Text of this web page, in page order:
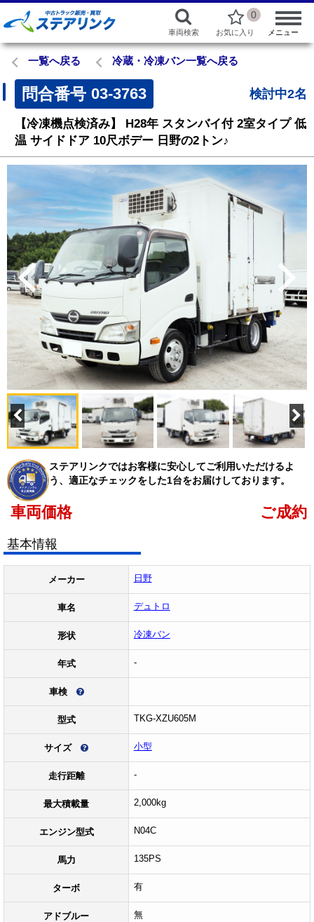
車両検索
0
お気に入り メニュー
一覧へ戻る 冷蔵・冷凍バン一覧へ戻る
問合番号 03-3763 検討中2名
【冷凍機点検済み】 H28年 スタンバイ付 2室タイプ 低
温 サイドドア 10尺ボデー 日野の2トン♪
ステアリンクではお客様に安心してご利用いただけるよ
う、適正なチェックをした1台をお届けしております。
車両価格 ご成約
基本情報
メーカー 日野
車名 デュトロ
形状 冷凍バン
年式 -
車検
型式 TKG-XZU605M
サイズ 小型
走行距離 -
最大積載量 2,000kg
エンジン型式 N04C
馬力 135PS
ターボ 有
アドブルー 無